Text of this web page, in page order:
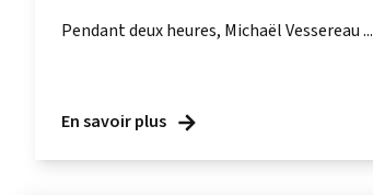
Pendant deux heures, Michaël Vessereau ...
En savoir plus